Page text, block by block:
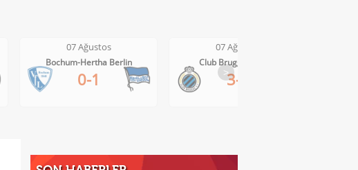
07 Ağustos
Bochum-Hertha Berlin
0-1
07 Ağustos
Club Brugge-Kortrijk
3-0
>